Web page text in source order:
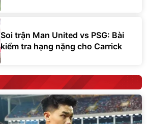
Soi trận Man United vs PSG: Bài
kiểm tra hạng nặng cho Carrick